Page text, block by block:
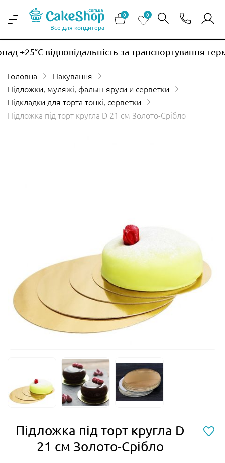
Все для кондитера
0 0
+25°C відповідальність за транспортування
Головна
Пакування
Підложки, муляжі, фальш-яруси и серветки
Підкладки для торта тонкі, серветки
Підложка під торт кругла D 21 см Золото-Срібло
Підложка під торт кругла D
21 см Золото-Срібло